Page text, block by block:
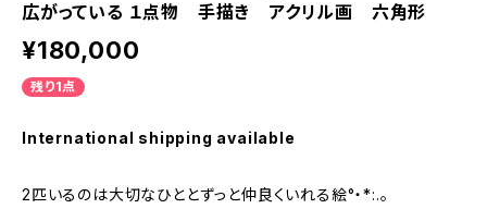
広がっている １点物 手描き アクリル画 六角形
¥180,000
残り1点
International shipping available
2匹いるのは大切なひととずっと仲良くいれる絵°・*:.。